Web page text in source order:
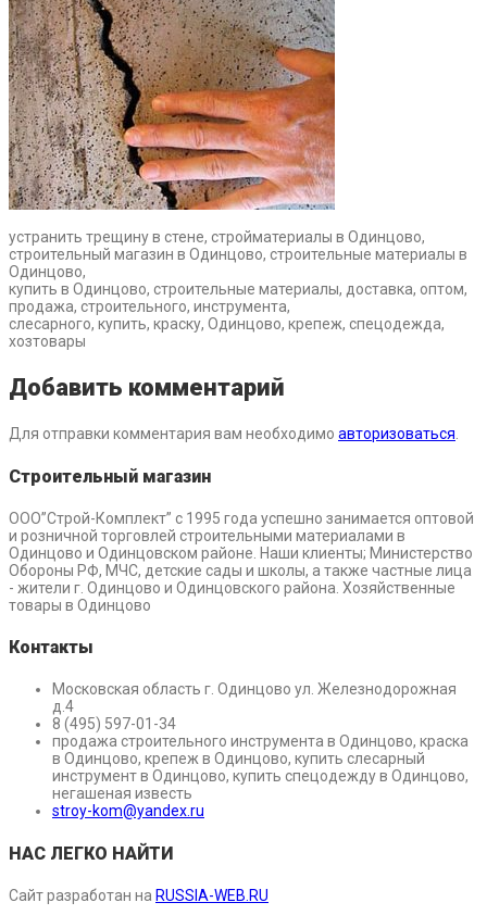
устранить трещину в стене, стройматериалы в Одинцово,
строительный магазин в Одинцово, строительные материалы в
Одинцово,
купить в Одинцово, строительные материалы, доставка, оптом,
продажа, строительного, инструмента,
слесарного, купить, краску, Одинцово, крепеж, спецодежда,
хозтовары
Добавить комментарий
Для отправки комментария вам необходимо авторизоваться.
Строительный магазин
ООО”Строй-Комплект” с 1995 года успешно занимается оптовой
и розничной торговлей строительными материалами в
Одинцово и Одинцовском районе. Наши клиенты; Министерство
Обороны РФ, МЧС, детские сады и школы, а также частные лица
- жители г. Одинцово и Одинцовского района. Хозяйственные
товары в Одинцово
Контакты
Московская область г. Одинцово ул. Железнодорожная
д.4
8 (495) 597-01-34
продажа строительного инструмента в Одинцово, краска
в Одинцово, крепеж в Одинцово, купить слесарный
инструмент в Одинцово, купить спецодежду в Одинцово,
негашеная известь
stroy-kom@yandex.ru
НАС ЛЕГКО НАЙТИ
Сайт разработан на RUSSIA-WEB.RU